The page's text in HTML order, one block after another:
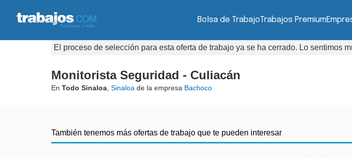
Bolsa de TrabajoTrabajos Premium
El proceso de selección para esta oferta de trabajo ya se ha cerrado. Lo sentimos
Monitorista Seguridad - Culiacán
En Todo Sinaloa Sinaloa de la empresa Bachoco
También tenemos más ofertas de trabajo que te pueden interesar